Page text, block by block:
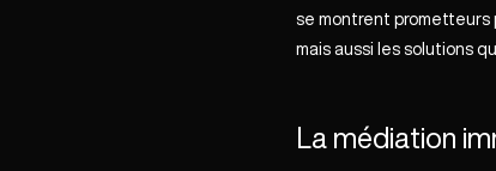
se montrent prometteurs
mais aussi les solutions
La médiation